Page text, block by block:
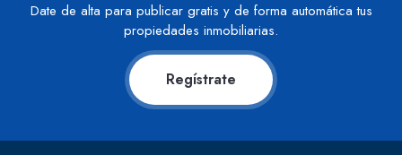
Date de alta para publicar gratis y de forma automática tus
propiedades inmobiliarias.
Regístrate